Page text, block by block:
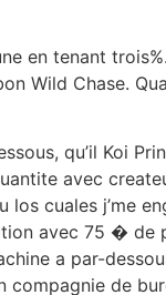
en tenant
Wild Chase.
qu’il Koi
avec
cuales j’me
avec 75 � de
a par-
de